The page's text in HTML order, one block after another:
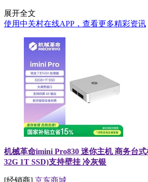
展开全文
使用中关村在线APP，查看更多精彩资讯
机械革命imini Pro830 迷你主机 商务台
32G 1T SSD)支持壁挂 冷灰银